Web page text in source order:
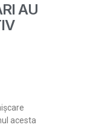
AU
acesta